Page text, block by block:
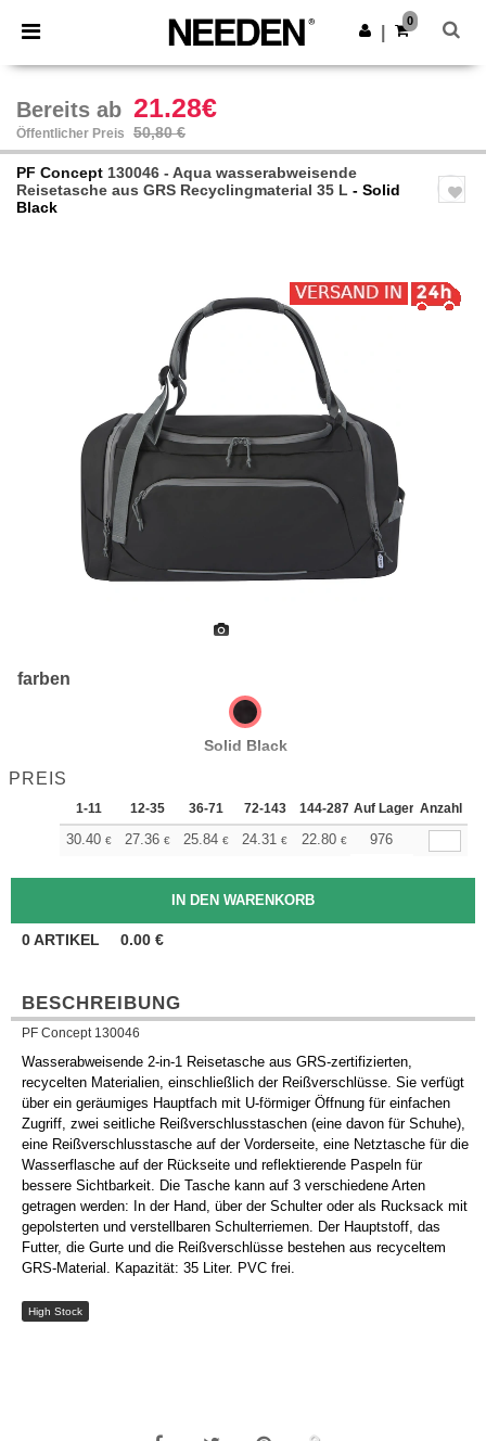
× Needen App
Bessere Preise in der App!
App holen
0
Bereits ab 21.28€
Öffentlicher Preis 50,80 €
PF Concept 130046 - Aqua wasserabweisende
Reisetasche aus GRS Recyclingmaterial 35 L - Solid
Black
farben
Solid Black
PREIS
1-11 12-35 36-71 72-143 144-287 288 + Mehr
Auf Lager Anzahl
30.40 € 27.36 € 25.84 € 24.31 € 22.80 € 21.28
976
0ARTIKEL 0.00 €
BESCHREIBUNG
PF Concept 130046
Wasserabweisende 2-in-1 Reisetasche aus GRS-zertifizierten,
recycelten Materialien, einschließlich der Reißverschlüsse. Sie verfügt
über ein geräumiges Hauptfach mit U-förmiger Öffnung für einfachen
Zugriff, zwei seitliche Reißverschlusstaschen (eine davon für Schuhe),
eine Reißverschlusstasche auf der Vorderseite, eine Netztasche für die
Wasserflasche auf der Rückseite und reflektierende Paspeln für
bessere Sichtbarkeit. Die Tasche kann auf 3 verschiedene Arten
getragen werden: In der Hand, über der Schulter oder als Rucksack mit
gepolsterten und verstellbaren Schulterriemen. Der Hauptstoff, das
Futter, die Gurte und die Reißverschlüsse bestehen aus recyceltem
GRS-Material. Kapazität: 35 Liter. PVC frei.
High Stock